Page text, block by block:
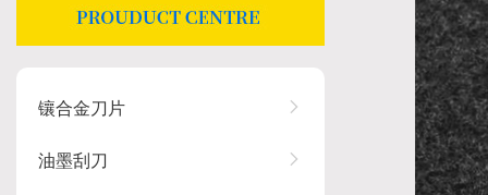
镶合金刀片
油墨刮刀